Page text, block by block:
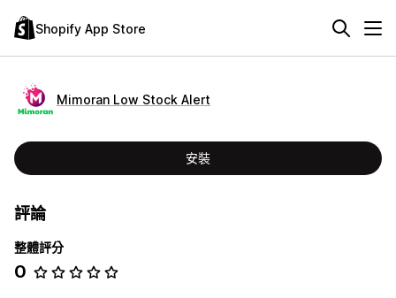
Shopify App Store
Mimoran Low Stock Alert
安裝
評論
整體評分
0